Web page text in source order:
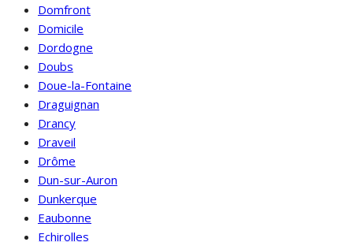
Domfront
Domicile
Dordogne
Doubs
Doue-la-Fontaine
Draguignan
Drancy
Draveil
Drôme
Dun-sur-Auron
Dunkerque
Eaubonne
Echirolles